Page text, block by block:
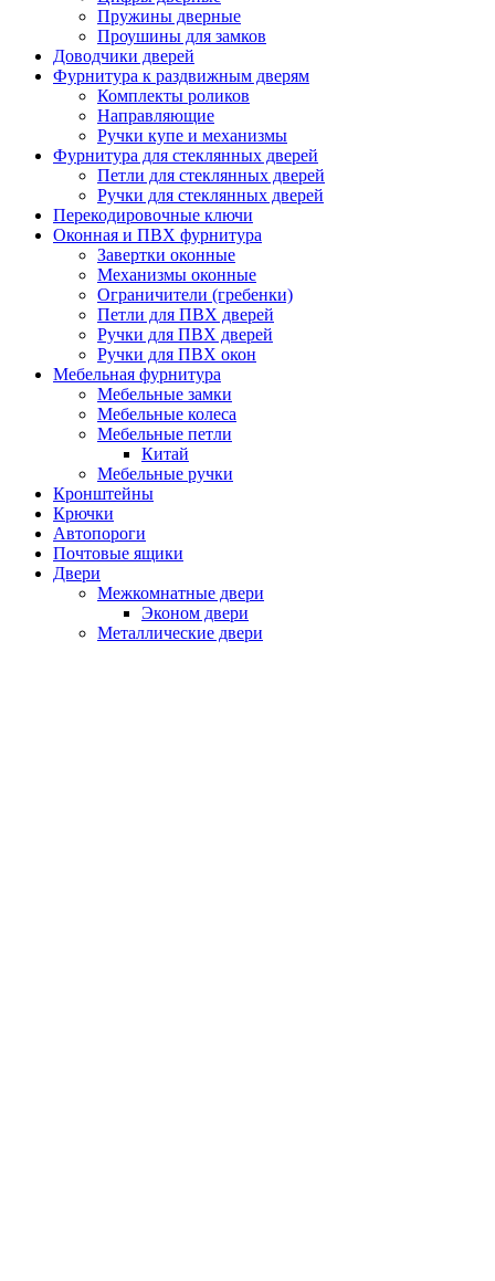
Пружины дверные
Проушины для замков
Доводчики дверей
Фурнитура к раздвижным дверям
Комплекты роликов
Направляющие
Ручки купе и механизмы
Фурнитура для стеклянных дверей
Петли для стеклянных дверей
Ручки для стеклянных дверей
Перекодировочные ключи
Оконная и ПВХ фурнитура
Завертки оконные
Механизмы оконные
Ограничители (гребенки)
Петли для ПВХ дверей
Ручки для ПВХ дверей
Ручки для ПВХ окон
Мебельная фурнитура
Мебельные замки
Мебельные колеса
Мебельные петли
Китай
Мебельные ручки
Кронштейны
Крючки
Автопороги
Почтовые ящики
Двери
Межкомнатные двери
Эконом двери
Металлические двери